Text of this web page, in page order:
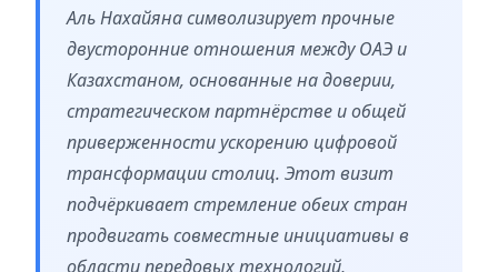
Аль Нахайяна символизирует прочные
двусторонние отношения между ОАЭ и
Казахстаном, основанные на доверии,
стратегическом партнёрстве и общей
приверженности ускорению цифровой
трансформации столиц. Этот визит
подчёркивает стремление обеих стран
продвигать совместные инициативы в
области передовых технологий,